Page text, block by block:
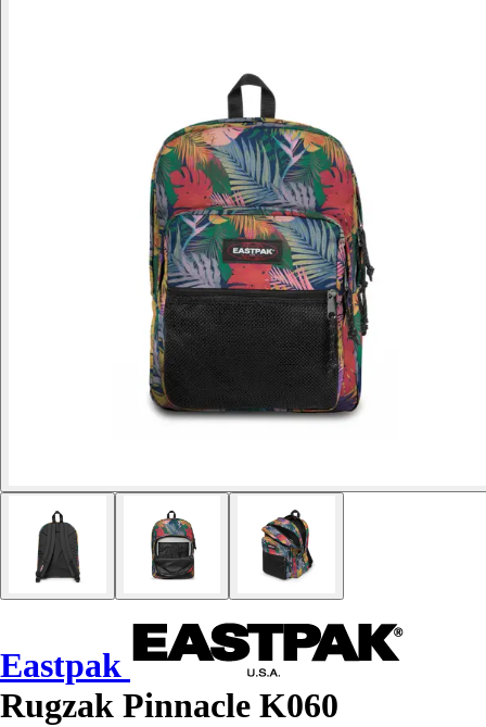
Eastpak
Rugzak Pinnacle K060